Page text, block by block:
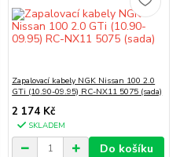
Zapalovací kabely NGK Nissan 100 2.0
GTi (10.90-09.95) RC-NX11 5075 (sada)
2 174 Kč
SKLADEM
Do košíku